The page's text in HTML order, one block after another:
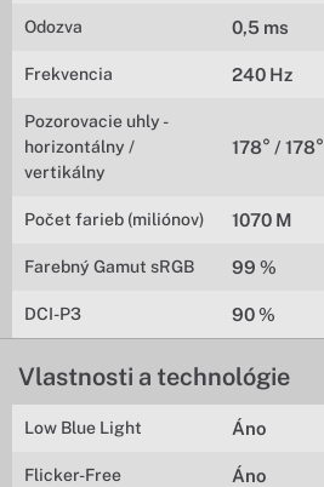
Odozva 0,5 ms
Frekvencia 240 Hz
Pozorovacie uhly -
horizontálny /
vertikálny
178° / 178°
Počet farieb (miliónov) 1070 M
Farebný Gamut sRGB 99 %
DCI-P3 90 %
Vlastnosti a technológie
Low Blue Light Áno
Flicker-Free Áno